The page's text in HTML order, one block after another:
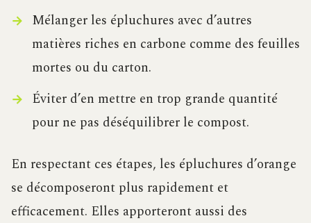
Mélanger les épluchures avec d’autres
matières riches en carbone comme des feuilles
mortes ou du carton.
Éviter d’en mettre en trop grande quantité
pour ne pas déséquilibrer le compost.
En respectant ces étapes, les épluchures d’orange
se décomposeront plus rapidement et
efficacement. Elles apporteront aussi des